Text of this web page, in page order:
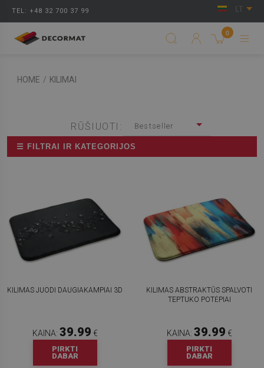
TEL: +48 32 700 37 99
0
HOME / KILIMAI
RŪŠIUOTI: Bestseller
☰ FILTRAI IR KATEGORIJOS
KILIMAS JUODI DAUGIAKAMPIAI 3D
KAINA: 39.99 €
PIRKTI
DABAR
KILIMAS ABSTRAKTŪS SPALVOTI
TEPTUKO POTĖPIAI
KAINA: 39.99 €
PIRKTI
DABAR